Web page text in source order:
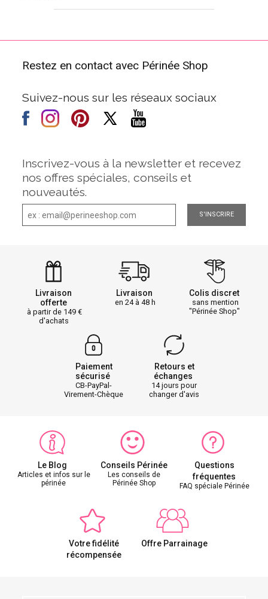
Restez en contact avec Périnée Shop
Suivez-nous sur les réseaux sociaux
Inscrivez-vous à la newsletter et recevez
nos offres spéciales, conseils et
nouveautés.
S'INSCRIRE
Livraison
offerte
à partir de 149
d'achats
Livraison
en 24 à 48 h
Colis discret
sans mention
"Périnée Shop"
Paiement
sécurisé
CB-PayPal-
Virement-Chèque
Retours et
échanges
14 jours pour
changer d'avis
Le Blog
Articles et infos sur le
périnée
Conseils Périnée
Les conseils de
Périnée Shop
Questions
fréquentes
FAQ spéciale Périnée
Votre fidélité
récompensée
Offre Parrainage